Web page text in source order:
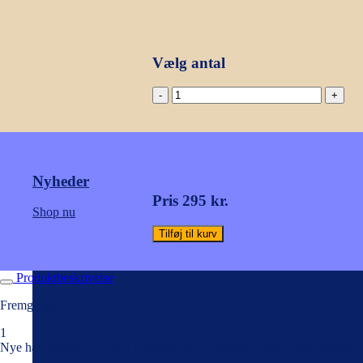
Nyheder
Shop nu
Vælg antal
Trip
Trap
og
0,75
L
antal
Pris 295 kr.
Tilføj til kurv
Produktbeskrivelse
Fremgangsmåde:
1
Nye havemøbler, der skal oliebehandles, rengøres først. Ældre møbler